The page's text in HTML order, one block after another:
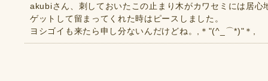
akubiさん、刺しておいたこの止まり木がカワセミには居心
ゲットして留まってくれた時はピースしました。
ヨシゴイも来たら申し分ないんだけどね。,＊"(^_⌒*)"＊,